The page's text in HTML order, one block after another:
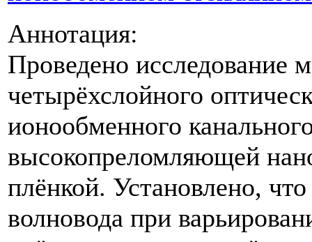
Аннотация:
Проведено исследование
четырёхслойного
ионообменного
высокопреломляющей
плёнкой. Установлено,
волновода при